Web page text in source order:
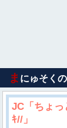
ま にゅそく
JC「ちょ
ｷ//」